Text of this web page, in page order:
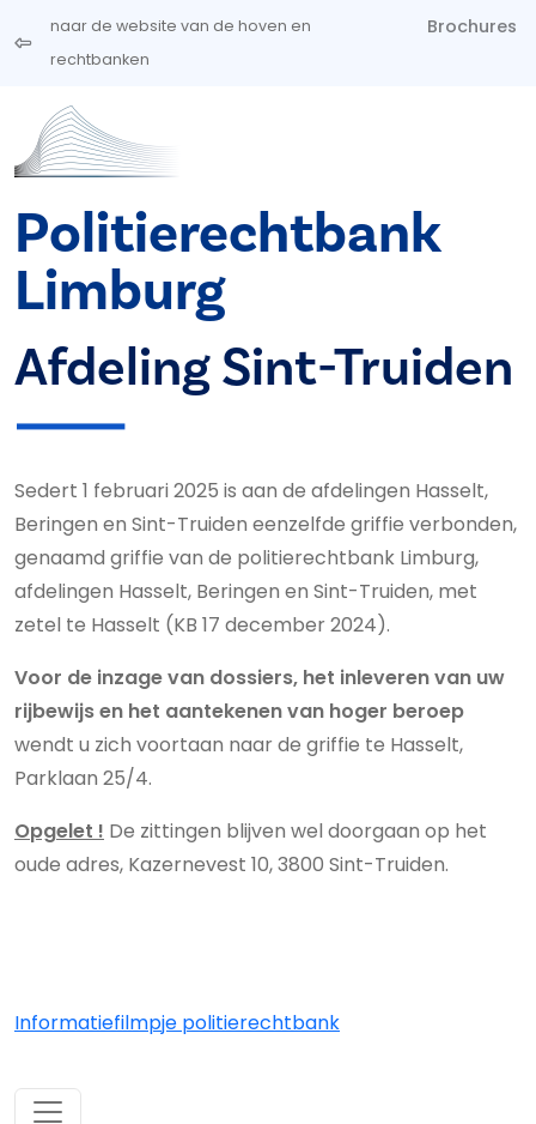
Overslaan en naar de inhoud gaan
naar de website van de hoven en
rechtbanken
Brochures
Politierechtbank
Limburg
Afdeling Sint-Truiden
Sedert 1 februari 2025 is aan de afdelingen Hasselt,
Beringen en Sint-Truiden eenzelfde griffie verbonden,
genaamd griffie van de politierechtbank Limburg,
afdelingen Hasselt, Beringen en Sint-Truiden, met
zetel te Hasselt (KB 17 december 2024).
Voor de inzage van dossiers, het inleveren van uw
rijbewijs en het aantekenen van hoger beroep
wendt u zich voortaan naar de griffie te Hasselt,
Parklaan 25/4.
Opgelet ! De zittingen blijven wel doorgaan op het
oude adres, Kazernevest 10, 3800 Sint-Truiden.
Informatiefilmpje politierechtbank